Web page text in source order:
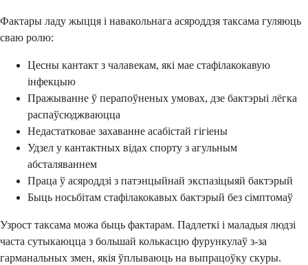
Фактары ладу жыцця і навакольнага асяроддзя таксама гуляюць
сваю ролю:
Цесны кантакт з чалавекам, які мае стафілакокавую
інфекцыю
Пражыванне ў перапоўненых умовах, дзе бактэрыі лёгка
распаўсюджваюцца
Недастатковае захаванне асабістай гігіены
Удзел у кантактных відах спорту з агульным
абсталяваннем
Праца ў асяроддзі з патэнцыйнай экспазіцыяй бактэрый
Быць носьбітам стафілакокавых бактэрый без сімптомаў
Узрост таксама можа быць фактарам. Падлеткі і маладыя людзі
часта сутыкаюцца з большай колькасцю фурункулаў з-за
гарманальных змен, якія ўплываюць на выпрацоўку скуры.